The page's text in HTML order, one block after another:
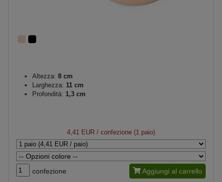
Altezza: 8 cm
Larghezza: 11 cm
Profondità: 1,3 cm
4,41 EUR / confezione (1 paio)
confezione Aggiungi al carrello